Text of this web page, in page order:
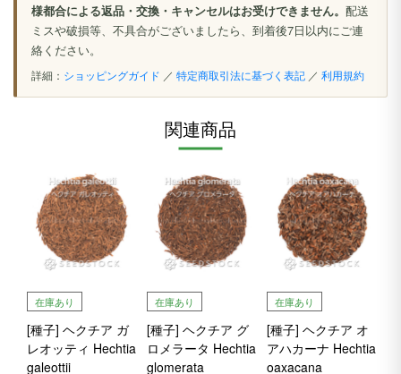
様都合による返品・交換・キャンセルはお受けできません。 配送
ミスや破損等、不具合がございましたら、到着後7日以内にご連
絡ください。
詳細： ショッピングガイド ／ 特定商取引法に基づく表記 ／ 利用規約
関連商品
在庫あり
[種子] ヘクチア ガ
レオッティ Hechtia
galeottii
在庫あり
[種子] ヘクチア グ
ロメラータ Hechtia
glomerata
在庫あり
[種子] ヘクチア オ
アハカーナ Hechtia
oaxacana